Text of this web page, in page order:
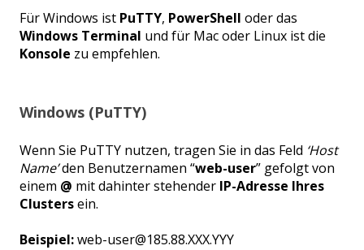
Für Windows ist PuTTY, PowerShell oderdas
Windows Terminal und für Mac oder Linux ist die
Konsole zu empfehlen.
Windows (PuTTY)
Wenn Sie PuTTY nutzen, tragen Sie in das Feld ‘Host
Name’den Benutzernamen “web-user” gefolgt von
einem @ mit dahinter stehender IP-Adresse Ihres
Clustersein.
Beispiel:web-user@185.88.XXX.YYY